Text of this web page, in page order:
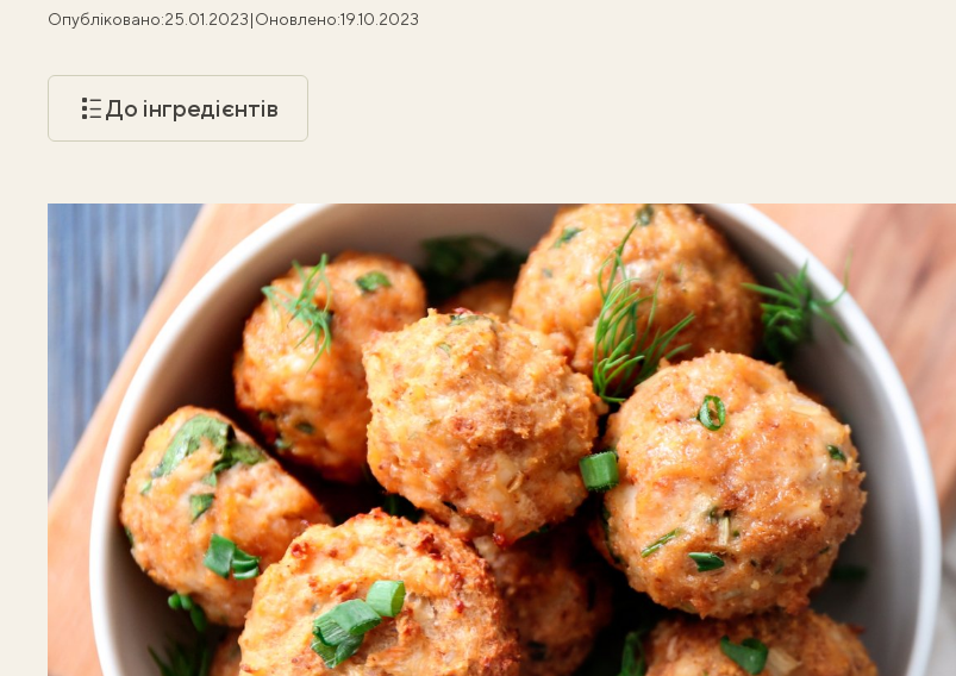
Опубліковано:25.01.2023|Оновлено:19.10.2023
До інгредієнтів